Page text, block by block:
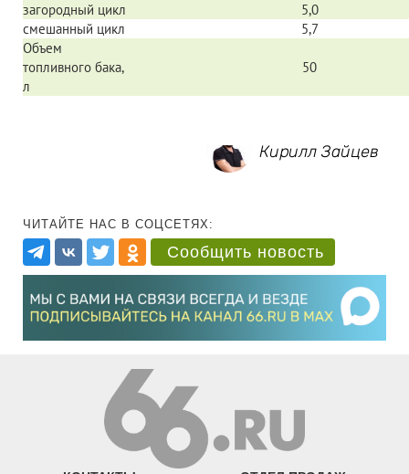
загородный цикл
5,0
смешанный цикл
5,7
Объем
топливного бака,
л
50
Кирилл Зайцев
ЧИТАЙТЕ НАС В СОЦСЕТЯХ:
Сообщить новость